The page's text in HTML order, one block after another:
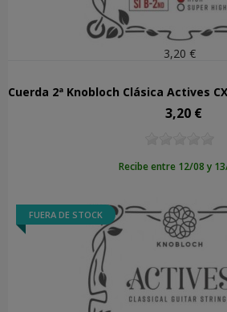
3,20 €
Precio
3,20 €
Recibe entre 12/08 y
FUERA DE STOCK